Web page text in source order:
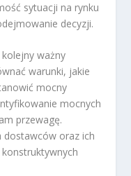
sytuacji na rynku
decyzji.
ważny
warunki, jakie
mocny
mocnych
przewagę.
dostawców oraz ich